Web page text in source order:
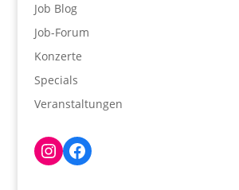
Job Blog
Job-Forum
Konzerte
Specials
Veranstaltungen
Instagram
Facebook